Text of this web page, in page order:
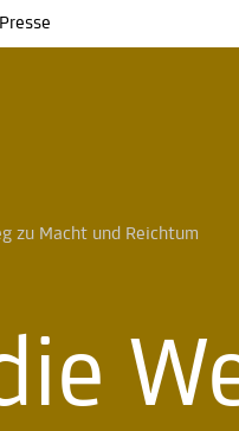
Presse
zu Macht und Reichtum